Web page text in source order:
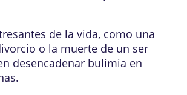
de la vida, como una
o la muerte de un ser
desencadenar bulimia en